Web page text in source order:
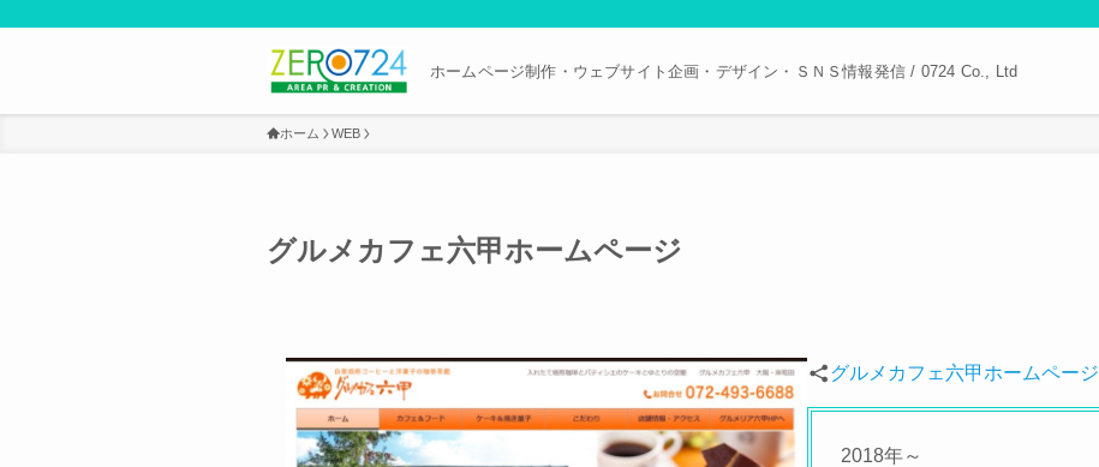
ホームページ制作・ウェブサイト企画・デザイン・ＳＮＳ情報発信 / 0724 Co., Ltd
ホーム WEB
グルメカフェ六甲ホームページ
グルメカフェ六甲ホームページ
2018年～